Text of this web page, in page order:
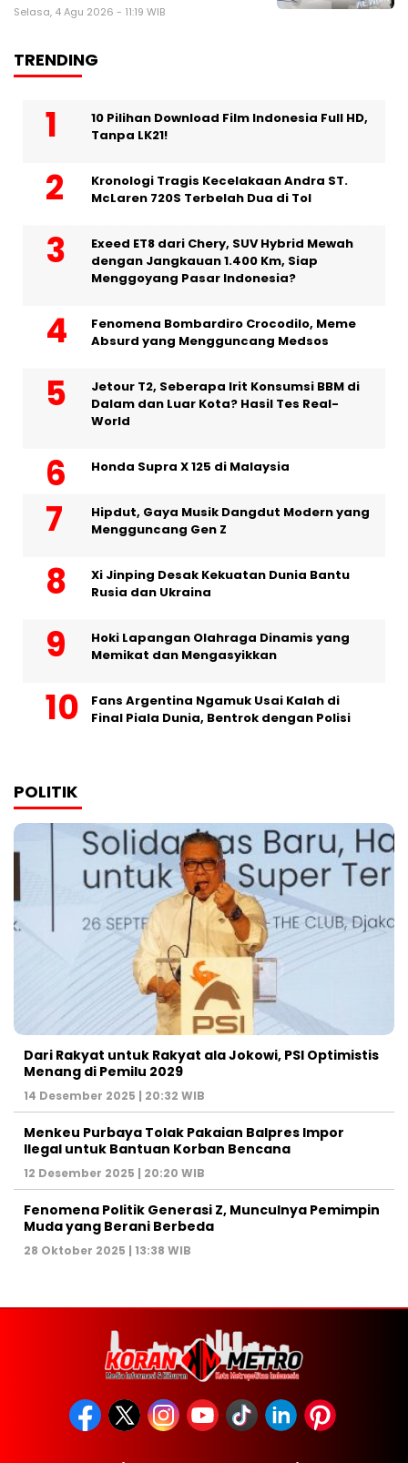
Selasa, 4 Agu 2026 - 11:19 WIB
TRENDING
10 Pilihan Download Film Indonesia Full HD,
Tanpa LK21!
Kronologi Tragis Kecelakaan Andra ST.
McLaren 720S Terbelah Dua di Tol
Exeed ET8 dari Chery, SUV Hybrid Mewah
dengan Jangkauan 1.400 Km, Siap
Menggoyang Pasar Indonesia?
Fenomena Bombardiro Crocodilo, Meme
Absurd yang Mengguncang Medsos
Jetour T2, Seberapa Irit Konsumsi BBM di
Dalam dan Luar Kota? Hasil Tes Real-
World
Honda Supra X 125 di Malaysia
Hipdut, Gaya Musik Dangdut Modern yang
Mengguncang Gen Z
Xi Jinping Desak Kekuatan Dunia Bantu
Rusia dan Ukraina
Hoki Lapangan Olahraga Dinamis yang
Memikat dan Mengasyikkan
Fans Argentina Ngamuk Usai Kalah di
Final Piala Dunia, Bentrok dengan Polisi
POLITIK
Dari Rakyat untuk Rakyat ala Jokowi, PSI Optimistis
Menang di Pemilu 2029
14 Desember 2025 | 20:32 WIB
Menkeu Purbaya Tolak Pakaian Balpres Impor
Ilegal untuk Bantuan Korban Bencana
12 Desember 2025 | 20:20 WIB
Fenomena Politik Generasi Z, Munculnya Pemimpin
Muda yang Berani Berbeda
28 Oktober 2025 | 13:38 WIB